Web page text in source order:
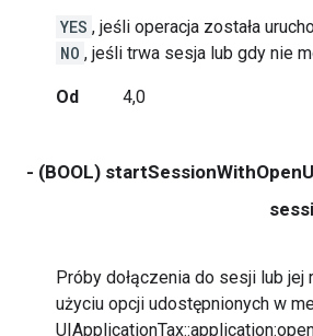
YES , jeśli operacja została
NO , jeśli trwa sesja lub gdy nie
Od 4,0
- (BOOL)
Próby dołączenia do sesji lub
użyciu opcji udostępnionych w